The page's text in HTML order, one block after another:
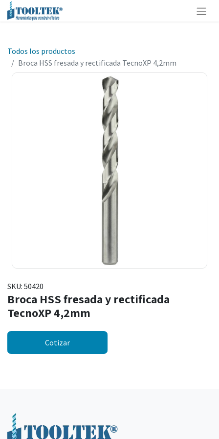
Todos los productos
Broca HSS fresada y rectificada TecnoXP 4,2mm
SKU: 50420
Broca HSS fresada y rectificada
TecnoXP 4,2mm
Cotizar